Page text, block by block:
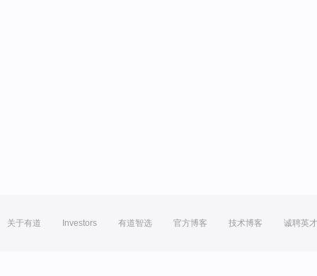
关于有道 Investors 有道智选 官方博客 技术博客 诚聘英才